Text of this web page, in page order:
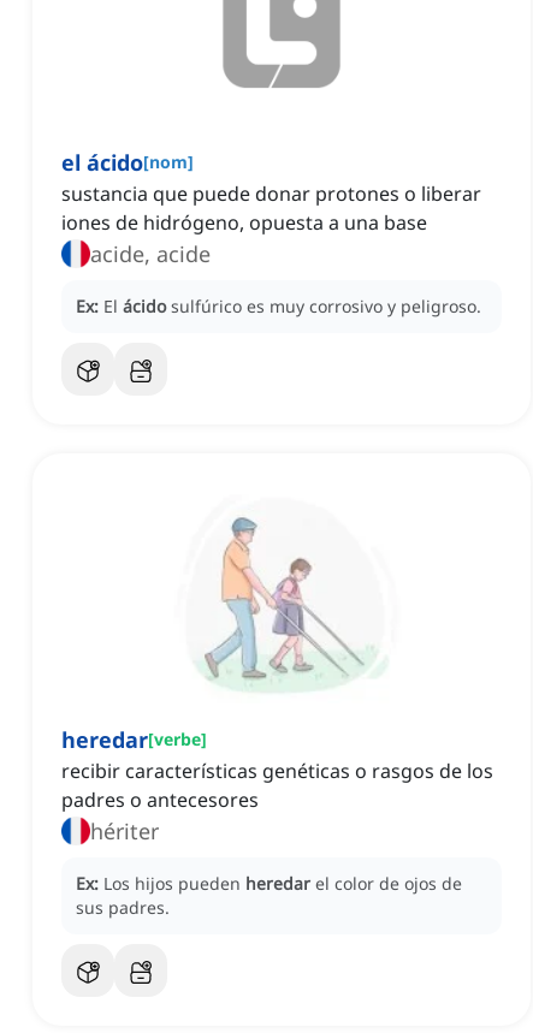
el ácido[nom]
sustancia que puede donar protones o liberar
iones de hidrógeno, opuesta a una base
acide, acide
Ex: El ácido sulfúrico es muy corrosivo y peligroso.
heredar[verbe]
recibir características genéticas o rasgos de los
padres o antecesores
hériter
Ex: Los hijos pueden heredar el color de ojos de
sus padres.